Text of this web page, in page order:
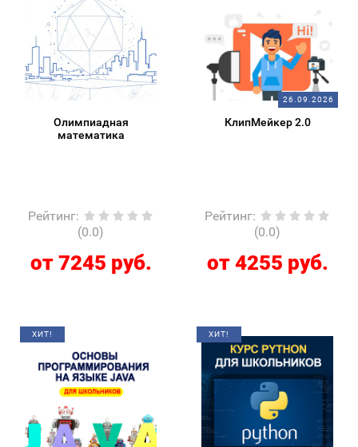
Олимпиадная
математика
Рейтинг:
(0.0)
от 7245 руб.
26.09.2026
КлипМейкер 2.0
Рейтинг:
(0.0)
от 4255 руб.
ХИТ! ХИТ!